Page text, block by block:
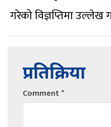
गरेको विज्ञप्तिमा उल्लेख
प्रतिक्रिया
Comment*